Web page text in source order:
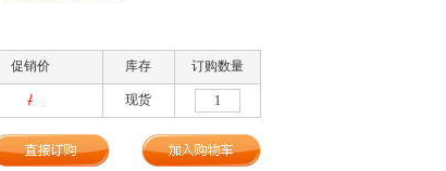
促销价 库存 订购数量
/ 现货